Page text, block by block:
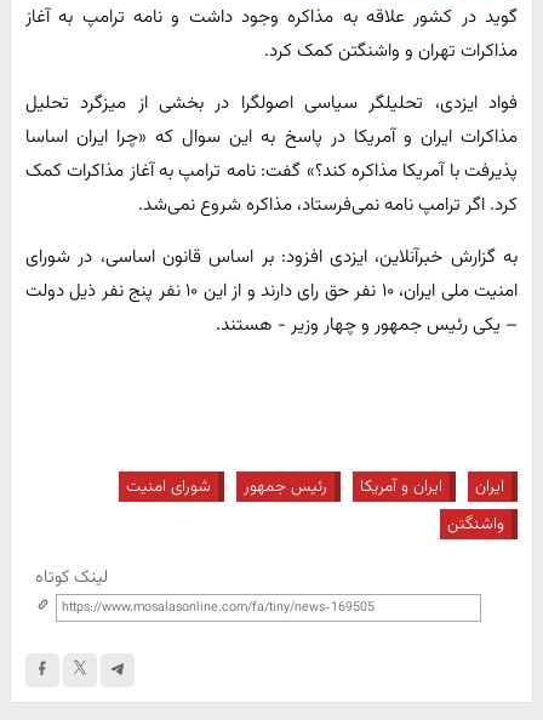
گوید در کشور علاقه به مذاکره وجود داشت و نامه ترامپ به آغاز
مذاکرات تهران و واشنگتن کمک کرد.
فواد ایزدی، تحلیلگر سیاسی اصولگرا در بخشی از میزگرد تحلیل
مذاکرات ایران و آمریکا در پاسخ به این سوال که «چرا ایران اساسا
پذیرفت با آمریکا مذاکره کند؟» گفت: نامه ترامپ به آغاز مذاکرات کمک
کرد. اگر ترامپ نامه نمی‌فرستاد، مذاکره شروع نمی‌شد.
به گزارش خبرآنلاین، ایزدی افزود: بر اساس قانون اساسی، در شورای
امنیت ملی ایران، ۱۰ نفر حق رای دارند و از این ۱۰ نفر پنج نفر ذیل دولت
– یکی رئیس جمهور و چهار وزیر - هستند.
ایران ایران و آمریکا رئیس جمهور
شورای امنیت
واشنگتن
لینک کوتاه